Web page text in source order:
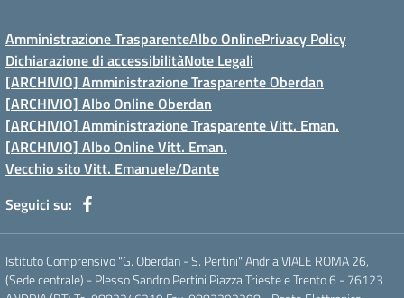
Amministrazione TrasparenteAlbo OnlinePrivacy Policy
Dichiarazione di accessibilitàNote Legali
[ARCHIVIO] Amministrazione Trasparente Oberdan
[ARCHIVIO] Albo Online Oberdan
[ARCHIVIO] Amministrazione Trasparente Vitt. Eman.
[ARCHIVIO] Albo Online Vitt. Eman.
Vecchio sito Vitt. Emanuele/Dante
Seguici su:
Istituto Comprensivo "G. Oberdan - S. Pertini" Andria VIALE ROMA 26,
(Sede centrale) - Plesso Sandro Pertini Piazza Trieste e Trento 6 - 76123